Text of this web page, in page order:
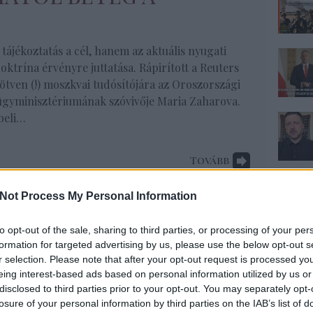
Process My Personal Information
opt-out of the sale, sharing to third parties, or processing of your
for targeted advertising by us, please use the below opt-out
selection. Please note that after your opt-out request is processed
interest-based ads based on personal information utilized by us
to third parties prior to your opt-out. You may separately
of your personal information by third parties on the IAB’s list of
a cél, hanem az aktuális nyugati
érvényre juttatása. Rápirított a Reuters
(!) moszkvai tudósítójára az Oroszországi
szóvivője Maria Zaharova.
Tovább
,Sz. Bíró Zoltán,Zaharova ,Kőműves Anita
9